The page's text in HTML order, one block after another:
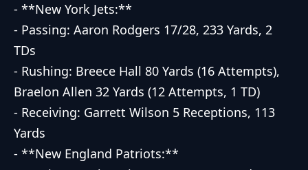
- **New York Jets:**
- Passing: Aaron Rodgers 17/28, 233 Yards, 2
TDs
- Rushing: Breece Hall 80 Yards (16 Attempts),
Braelon Allen 32 Yards (12 Attempts, 1 TD)
- Receiving: Garrett Wilson 5 Receptions, 113
Yards
- **New England Patriots:**